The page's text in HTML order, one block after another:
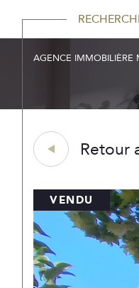
Habitation
Habitation
AGENCE IMMOBILIÈRE
Retour
VENDU